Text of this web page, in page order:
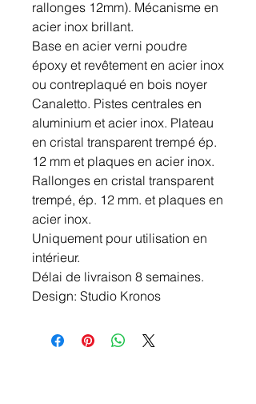
rallonges 12mm). Mécanisme en
acier inox brillant.
Base en acier verni poudre
époxy et revêtement en acier inox
ou contreplaqué en bois noyer
Canaletto. Pistes centrales en
aluminium et acier inox. Plateau
en cristal transparent trempé ép.
12 mm et plaques en acier inox.
Rallonges en cristal transparent
trempé, ép. 12 mm. et plaques en
acier inox.
Uniquement pour utilisation en
intérieur.
Délai de livraison 8 semaines.
Design: Studio Kronos